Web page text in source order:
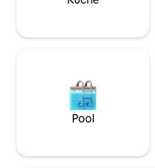
Pool